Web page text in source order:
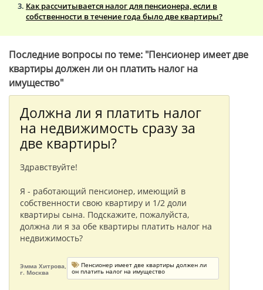
Как рассчитывается налог для пенсионера, если в
собственности в течение года было две квартиры?
Последние вопросы по теме: "Пенсионер имеет две
квартиры должен ли он платить налог на
имущество"
Должна ли я платить налог
на недвижимость сразу за
две квартиры?
Здравствуйте!
Я - работающий пенсионер, имеющий в
собственности свою квартиру и 1/2 доли
квартиры сына. Подскажите, пожалуйста,
должна ли я за обе квартиры платить налог на
недвижимость?
Эмма Хитрова,
г. Москва
Пенсионер имеет две квартиры должен ли
он платить налог на имущество